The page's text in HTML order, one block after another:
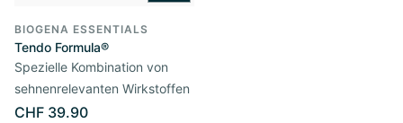
BIOGENA ESSENTIALS
Tendo Formula®
Spezielle Kombination von
sehnenrelevanten Wirkstoffen
CHF 39.90